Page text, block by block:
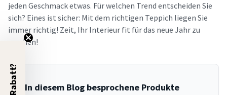
jeden Geschmack etwas. Für welchen Trend entscheiden Sie
sich? Eines ist sicher: Mit dem richtigen Teppich liegen Sie
immer richtig! Zeit, Ihr Interieur fit für das neue Jahr zu
machen!
In diesem Blog besprochene Produkte